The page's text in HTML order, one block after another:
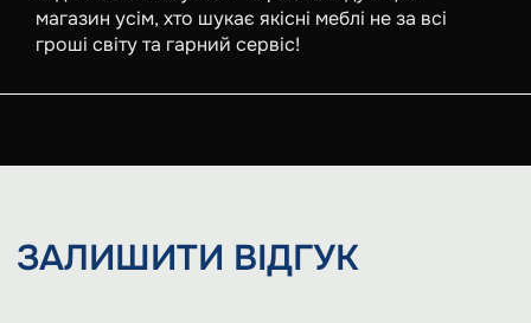
магазин усім, хто шукає якісні меблі не за всі
гроші світу та гарний сервіс!
ЗАЛИШИТИ ВІДГУК